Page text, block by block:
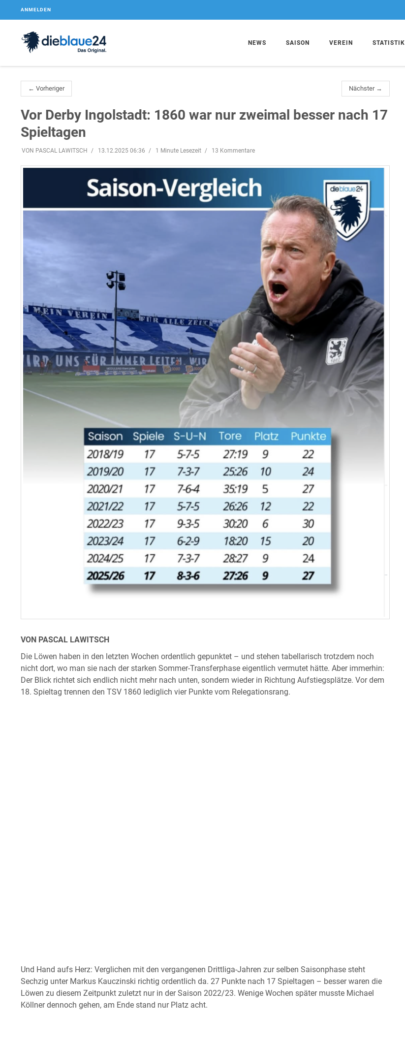
ANMELDEN
NEWS SAISON VEREIN STATISTIK
← Vorheriger Nächster →
Vor Derby Ingolstadt: 1860 war nur zweimal besser nach 17
Spieltagen
VON PASCAL LAWITSCH 13.12.2025 06:36 1 Minute Lesezeit 13 Kommentare
VON PASCAL LAWITSCH
Die Löwen haben in den letzten Wochen ordentlich gepunktet – und stehen tabellarisch trotzdem noch
nicht dort, wo man sie nach der starken Sommer-Transferphase eigentlich vermutet hätte. Aber immerhin:
Der Blick richtet sich endlich nicht mehr nach unten, sondern wieder in Richtung Aufstiegsplätze. Vor dem
18. Spieltag trennen den TSV 1860 lediglich vier Punkte vom Relegationsrang.
Und Hand aufs Herz: Verglichen mit den vergangenen Drittliga-Jahren zur selben Saisonphase steht
Sechzig unter Markus Kauczinski richtig ordentlich da. 27 Punkte nach 17 Spieltagen – besser waren die
Löwen zu diesem Zeitpunkt zuletzt nur in der Saison 2022/23. Wenige Wochen später musste Michael
Köllner dennoch gehen, am Ende stand nur Platz acht.